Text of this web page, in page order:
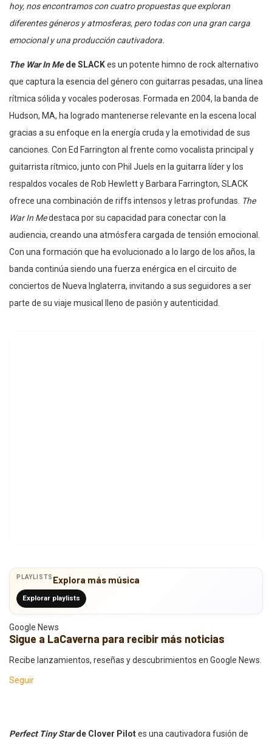
hoy, nos encontramos con cuatro propuestas que exploran
diferentes géneros y atmosferas, pero todas con una gran carga
emocional y una producción cautivadora.
The War In Mede SLACKes un potente himno de rock alternativo
que captura la esencia del género con guitarras pesadas, una línea
rítmica sólida y vocales poderosas. Formada en 2004, la banda de
Hudson, MA, ha logrado mantenerse relevante en la escena local
gracias a su enfoque en la energía cruda y la emotividad de sus
canciones. Con Ed Farrington al frente como vocalista principal y
guitarrista rítmico, junto con Phil Juels en la guitarra líder y los
respaldos vocales de Rob Hewlett y Barbara Farrington, SLACK
ofrece una combinación de riffs intensos y letras profundas. The
War In Medestaca por su capacidad para conectar con la
audiencia, creando una atmósfera cargada de tensión emocional.
Con una formación que ha evolucionado a lo largo de los años, la
banda continúa siendo una fuerza enérgica en el circuito de
conciertos de Nueva Inglaterra, invitando a sus seguidores a ser
parte de su viaje musical lleno de pasión y autenticidad.
PLAYLISTS Explora más música
Explorar playlists
Google News
Sigue a LaCaverna para recibir más noticias
Recibe lanzamientos, reseñas y descubrimientos en Google News.
Seguir
Perfect Tiny Starde Clover Pilotes una cautivadora fusión de